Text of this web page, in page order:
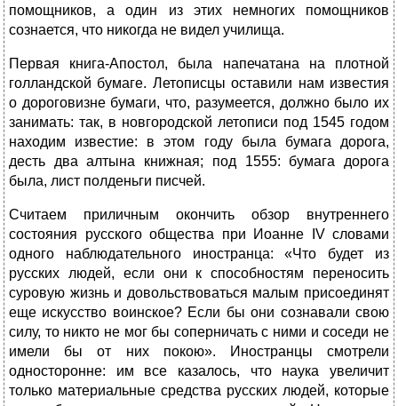
помощников, а один из этих немногих помощников
сознается, что никогда не видел училища.
Первая книга-Апостол, была напечатана на плотной
голландской бумаге. Летописцы оставили нам известия
о дороговизне бумаги, что, разумеется, должно было их
занимать: так, в новгородской летописи под 1545 годом
находим известие: в этом году была бумага дорога,
десть два алтына книжная; под 1555: бумага дорога
была, лист полденьги писчей.
Считаем приличным окончить обзор внутреннего
состояния русского общества при Иоанне IV словами
одного наблюдательного иностранца: «Что будет из
русских людей, если они к способностям переносить
суровую жизнь и довольствоваться малым присоединят
еще искусство воинское? Если бы они сознавали свою
силу, то никто не мог бы соперничать с ними и соседи не
имели бы от них покою». Иностранцы смотрели
односторонне: им все казалось, что наука увеличит
только материальные средства русских людей, которые